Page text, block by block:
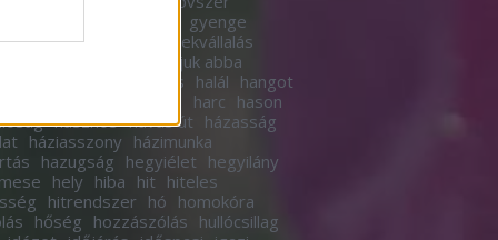
gyenge
gyereknevelés
gyerekvállalás
hagyjuk abba
haladás halál hangot
harc hason
hasznos havas út házasság
háziasszony házimunka
hazugság hegyiélet hegyilány
hely hiba hit hiteles
hitrendszer hó homokóra
hőség hozzászólás hullócsillag